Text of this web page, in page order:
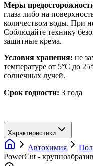
Меры
глаза либо на
количеством воды. При
Соблюдайте технику
защитные крема.
Условия хранения: не
температуре от 5°C до
солнечных лучей.
Срок годности: 3 года
Характеристики
Автохимия
PowerCut -